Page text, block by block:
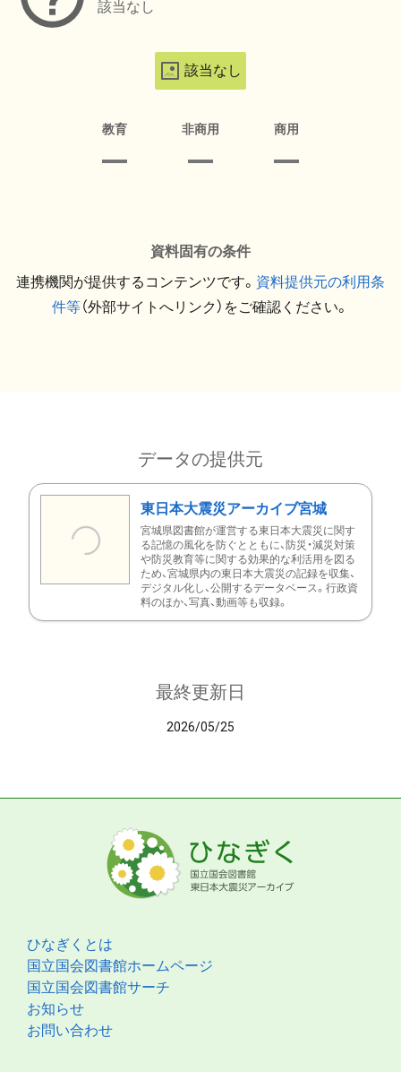
該当なし
該当なし
教育 非商用 商用
資料固有の条件
連携機関が提供するコンテンツです。 資料提供元の利用条
件等（外部サイトへリンク）をご確認ください。
データの提供元
東日本大震災アーカイブ宮城
宮城県図書館が運営する東日本大震災に関す
る記憶の風化を防ぐとともに、防災・減災対策
や防災教育等に関する効果的な利活用を図る
ため、宮城県内の東日本大震災の記録を収集、
デジタル化し、公開するデータベース。行政資
料のほか、写真、動画等も収録。
最終更新日
2026/05/25
ひなぎくとは
国立国会図書館ホームページ
国立国会図書館サーチ
お知らせ
お問い合わせ